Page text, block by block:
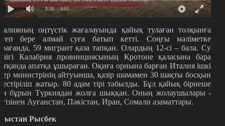
0:00 / 0:00
оңтүстік жағалауында қайық тулаған толқынға
бере алмай суға батып кетті. Соңғы мәліметке
59 мигрант қаза тапқан. Олардың 12-сі – бала. Су
Калабрия провинциясының Кротоне қаласына бара
апатқа ұшыраған. Оқиға орнына барған Италия ішкі
министрінің айтуынша, қазір шамамен 30 шақты босқын
жатыр. 80 адам тірі табылды. Бұл қайық бірнеше
бұрын Түркиядан жолға шыққан. Оның жолаушылары -
Ауғанстан, Пәкістан, Иран, Сомали азаматтары.
Рысбек